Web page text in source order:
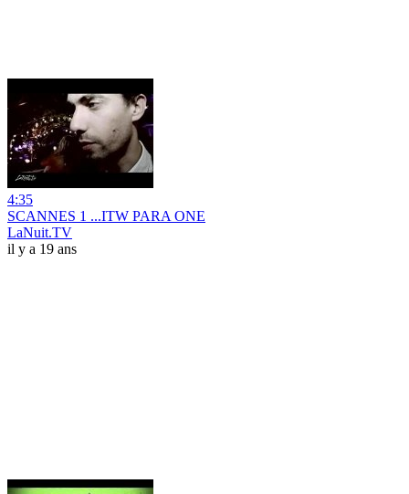
4:35
SCANNES 1 ...ITW PARA ONE
LaNuit.TV
il y a 19 ans